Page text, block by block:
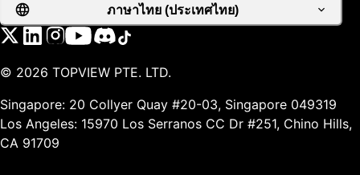
ภาษาไทย (ประเทศไทย)
© 2026 TOPVIEW PTE. LTD.
Singapore: 20 Collyer Quay #20-03, Singapore 049319
Los Angeles: 15970 Los Serranos CC Dr #251, Chino Hills,
CA 91709